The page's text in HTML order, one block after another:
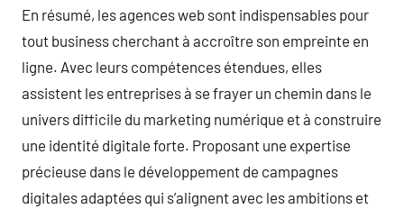
En résumé, les agences web sont indispensables pour
tout business cherchant à accroître son empreinte en
ligne. Avec leurs compétences étendues, elles
assistent les entreprises à se frayer un chemin dans le
univers difficile du marketing numérique et à construire
une identité digitale forte. Proposant une expertise
précieuse dans le développement de campagnes
digitales adaptées qui s’alignent avec les ambitions et